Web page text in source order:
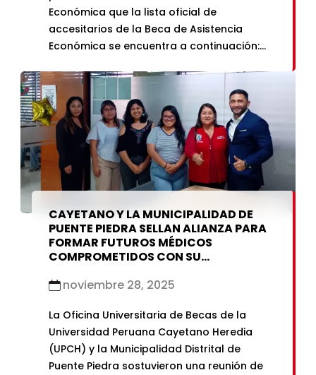
Económica que la lista oficial de
accesitarios de la Beca de Asistencia
Económica se encuentra a continuación:
encuentra entre los 3 postulantes que
fueron seleccionados, en calidad de
accesitarios, se te notificará a tu correo
electrónico para […]
CAYETANO Y LA MUNICIPALIDAD DE
PUENTE PIEDRA SELLAN ALIANZA PARA
FORMAR FUTUROS MÉDICOS
COMPROMETIDOS CON SU
noviembre 28, 2025
La Oficina Universitaria de Becas de la
Universidad Peruana Cayetano Heredia
(UPCH) y la Municipalidad Distrital de
Puente Piedra sostuvieron una reunión de